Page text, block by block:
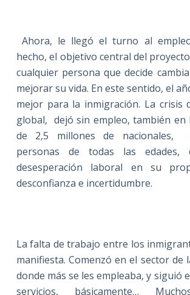
Ahora, le llegó el turno al
hecho, el objetivo central del
cualquier persona que decide
mejorar su vida. En este sentido, el
mejor para la inmigración. La crisis
global, dejó sin empleo, también en
de 2,5 millones de nacionales,
personas de todas las edades,
desesperación laboral en su
desconfianza e incertidumbre.
La falta de trabajo entre los
manifiesta. Comenzó en el sector de
donde más se les empleaba, y siguió
servicios, básicamente…